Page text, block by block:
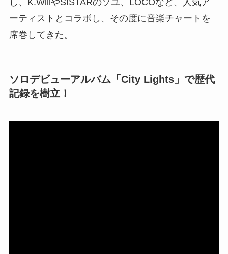
し、K.WillやSISTARのソユ、LOCOなど、人気ア
ーティストとコラボし、その度に音楽チャートを
席巻してきた。
ソロデビューアルバム「City Lights」で歴代
記録を樹立！